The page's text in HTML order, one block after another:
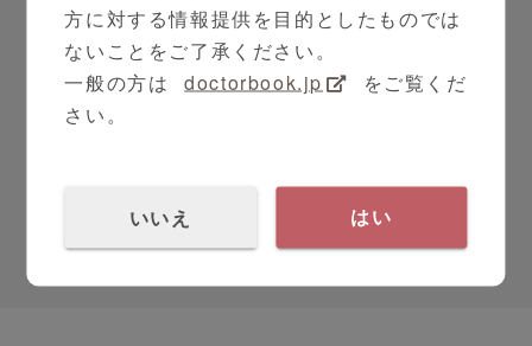
ジンタス
方に対する情報提供を目的としたものでは
ないことをご了承ください。
一般の方は
doctorbook.jp
をご覧くだ
さい。
いいえ はい